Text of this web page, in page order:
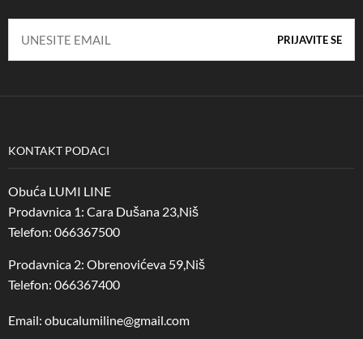
KONTAKT PODACI
Obuća LUMI LINE
Prodavnica 1: Cara Dušana 23,Niš
Telefon: 066367500
Prodavnica 2: Obrenovićeva 59,Niš
Telefon: 066367400
Email: obucalumiline@gmail.com